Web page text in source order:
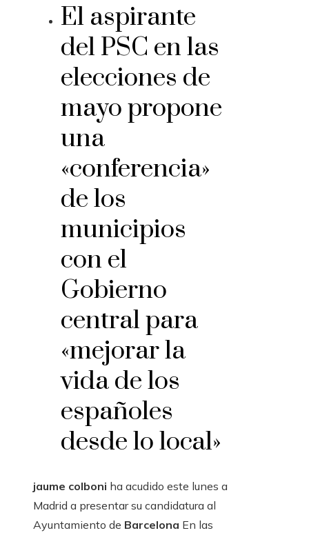
El aspirante
del PSC en las
elecciones de
mayo propone
una
«conferencia»
de los
municipios
con el
Gobierno
central para
«mejorar la
vida de los
españoles
desde lo local»
jaume colboni ha acudido este lunes a
Madrid a presentar su candidatura al
Ayuntamiento de Barcelona En las